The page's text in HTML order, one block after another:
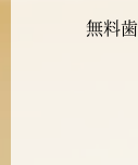
無料